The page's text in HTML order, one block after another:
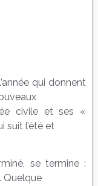
qui donnent
civile et ses «
suit l’été et
se termine :
Quelque